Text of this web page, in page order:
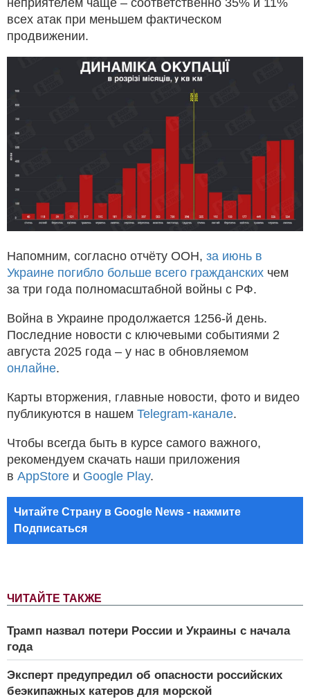
ЧИТАЙТЕ ТАКЖЕ
Трамп назвал потери России и Украины с начала
года
Эксперт предупредил об опасности российских
беэкипажных катеров для морской
всех атак при меньшем фактическом
продвижении.
Напомним, согласно отчёту ООН, за июнь в
Украине погибло больше всего гражданских чем
за три года полномасштабной войны с РФ.
Война в Украине продолжается 1256-й день.
Последние новости с ключевыми событиями 2
августа 2025 года – у нас в обновляемом
онлайне.
Карты вторжения, главные новости, фото и видео
публикуются в нашем Telegram-канале.
Чтобы всегда быть в курсе самого важного,
рекомендуем скачать наши приложения
в AppStore и Google Play.
Читайте Страну в Google News - нажмите
Подписаться